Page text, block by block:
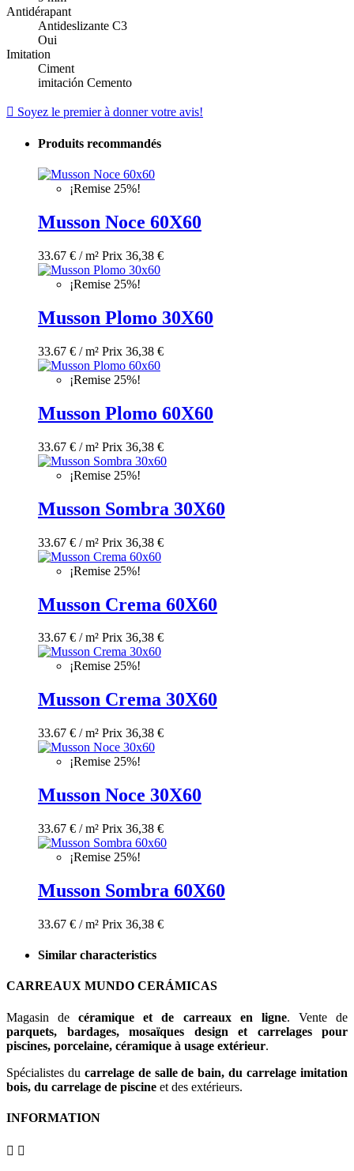
Antidérapant
Antideslizante C3
Oui
Imitation
Ciment
imitación Cemento
 Soyez le premier à donner votre avis!
Produits recommandés
¡Remise 25%!
Musson Noce 60X60
33.67 € / m² Prix 36,38 €
¡Remise 25%!
Musson Plomo 30X60
33.67 € / m² Prix 36,38 €
¡Remise 25%!
Musson Plomo 60X60
33.67 € / m² Prix 36,38 €
¡Remise 25%!
Musson Sombra 30X60
33.67 € / m² Prix 36,38 €
¡Remise 25%!
Musson Crema 60X60
33.67 € / m² Prix 36,38 €
¡Remise 25%!
Musson Crema 30X60
33.67 € / m² Prix 36,38 €
¡Remise 25%!
Musson Noce 30X60
33.67 € / m² Prix 36,38 €
¡Remise 25%!
Musson Sombra 60X60
33.67 € / m² Prix 36,38 €
Similar characteristics
CARREAUX MUNDO CERÁMICAS
Magasin decéramique et de carreaux en ligne. Vente de
parquets, bardages, mosaïques design et carrelages pour
piscines, porcelaine, céramique à usage extérieur.
Spécialistes du carrelage de salle de bain, du carrelage imitation
bois, du carrelage de piscine et des extérieurs.
INFORMATION
 